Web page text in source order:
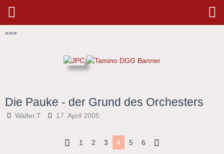
»»»
Die Pauke - der Grund des Orchesters
Walter.T 17. April 2005
1 2 3 4 5 6